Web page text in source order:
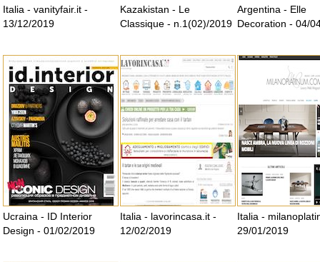
Italia - vanityfair.it -
13/12/2019
Kazakistan - Le
Classique - n.1(02)/2019
Argentina - Elle
Decoration - 04/
Ucraina - ID Interior
Design - 01/02/2019
Italia - lavorincasa.it -
12/02/2019
Italia -
29/01/2019